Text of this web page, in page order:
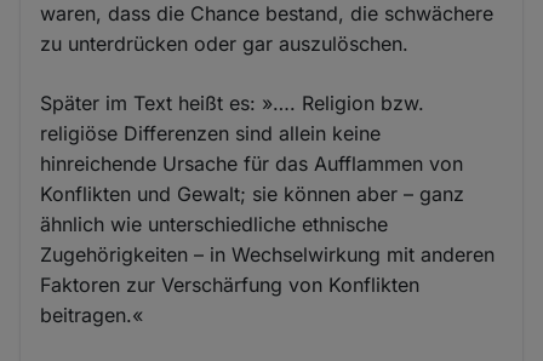
waren, dass die Chance bestand, die schwächere
zu unterdrücken oder gar auszulöschen.
Später im Text heißt es: »…. Religion bzw.
religiöse Differenzen sind allein keine
hinreichende Ursache für das Aufflammen von
Konflikten und Gewalt; sie können aber – ganz
ähnlich wie unterschiedliche ethnische
Zugehörigkeiten – in Wechselwirkung mit anderen
Faktoren zur Verschärfung von Konflikten
beitragen.«